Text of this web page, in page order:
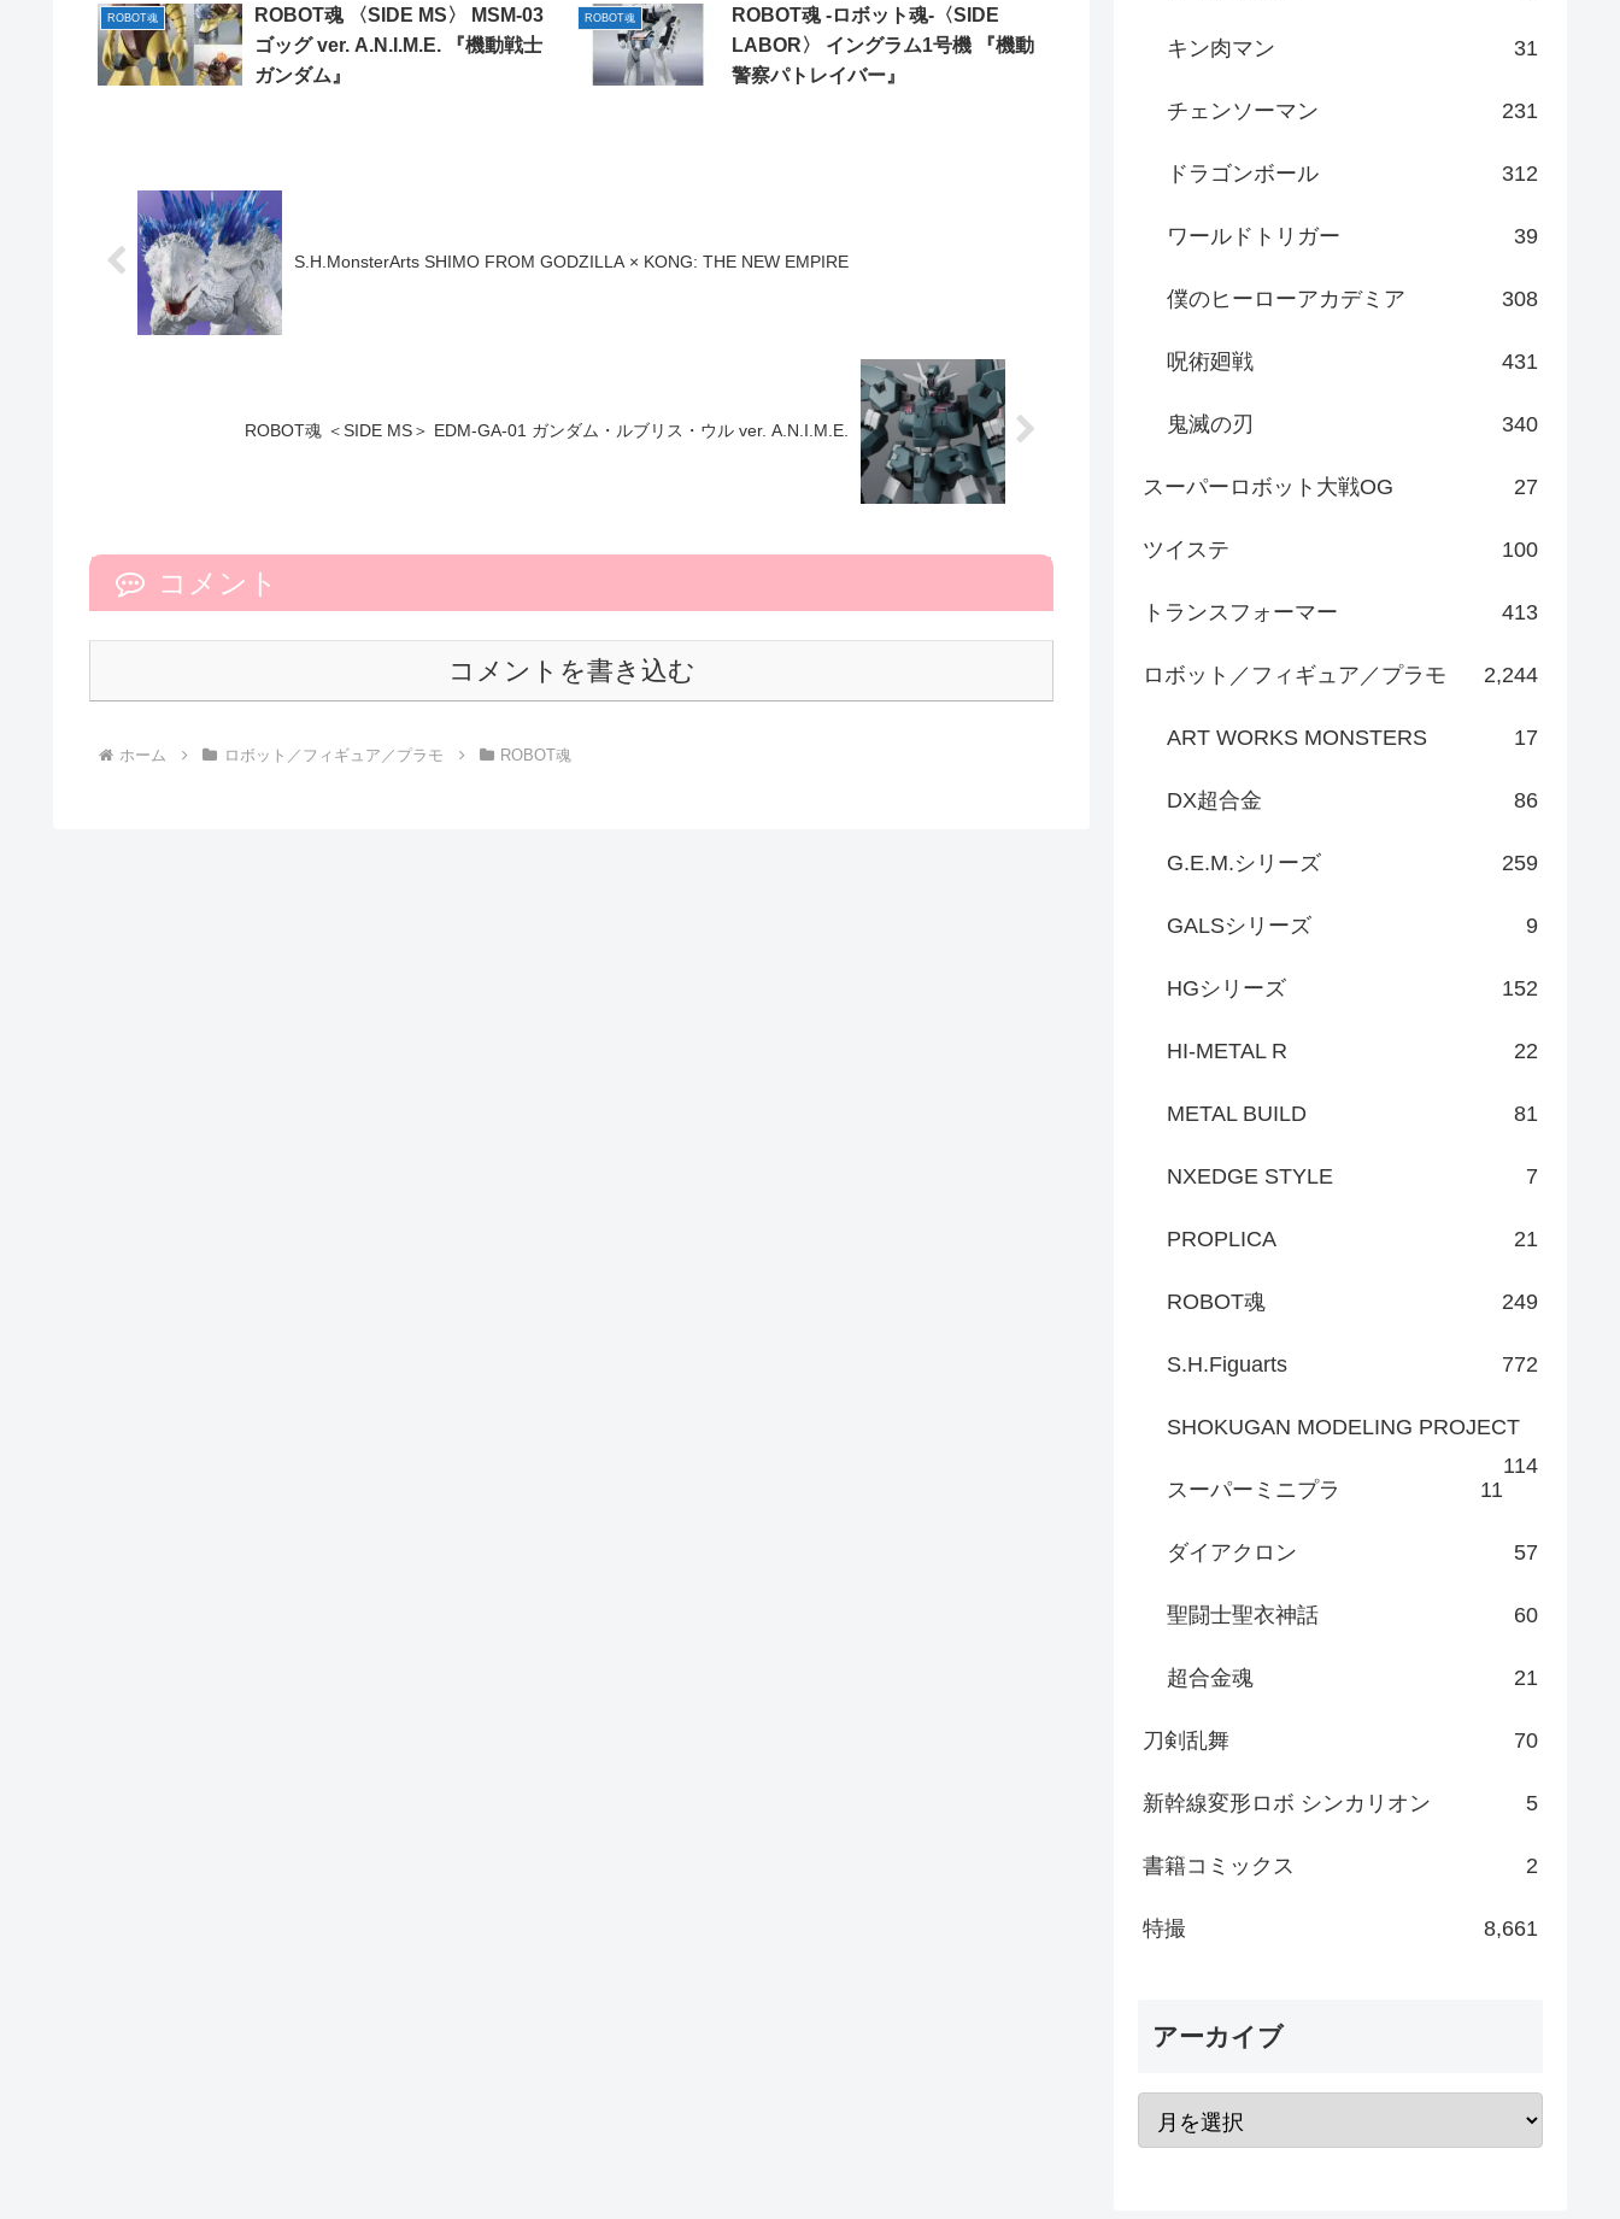
ROBOT魂
ROBOT魂 〈SIDE MS〉 MSM-03
ゴッグ ver. A.N.I.M.E. 『機動戦士
ガンダム』
ROBOT魂
ROBOT魂 -ロボット魂-〈SIDE
LABOR〉 イングラム1号機 『機動
警察パトレイバー』
S.H.MonsterArts SHIMO FROM GODZILLA × KONG: THE NEW EMPIRE
ROBOT魂 ＜SIDE MS＞ EDM-GA-01 ガンダム・ルブリス・ウル ver. A.N.I.M.E.
コメント
コメントを書き込む
ホーム ロボット／フィギュア／プラモ ROBOT魂
キン肉マン 31
チェンソーマン 231
ドラゴンボール 312
ワールドトリガー 39
僕のヒーローアカデミア 308
呪術廻戦 431
鬼滅の刃 340
スーパーロボット大戦OG 27
ツイステ 100
トランスフォーマー 413
ロボット／フィギュア／プラモ 2,244
ART WORKS MONSTERS 17
DX超合金 86
G.E.M.シリーズ 259
GALSシリーズ 9
HGシリーズ 152
HI-METAL R 22
METAL BUILD 81
NXEDGE STYLE 7
PROPLICA 21
ROBOT魂 249
S.H.Figuarts 772
SHOKUGAN MODELING PROJECT
114
スーパーミニプラ
11
ダイアクロン 57
聖闘士聖衣神話 60
超合金魂 21
刀剣乱舞 70
新幹線変形ロボ シンカリオン 5
書籍コミックス 2
特撮 8,661
アーカイブ